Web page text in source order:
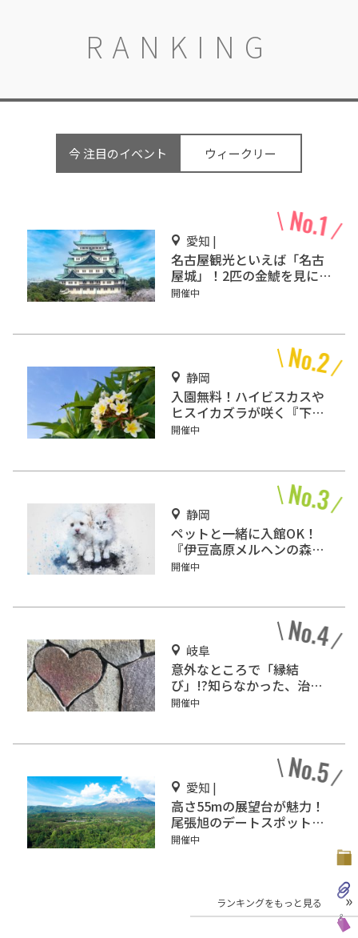
RANKING
今 注目のイベント ウィークリー
愛知 |
名古屋観光といえば「名古
屋城」！2匹の金鯱を見に
行こう
開催中
静岡
入園無料！ハイビスカスや
ヒスイカズラが咲く『下賀
茂熱帯植物園』で南国気分
開催中
静岡
ペットと一緒に入館OK！
『伊豆高原メルヘンの森美
術館』をご紹介
開催中
岐阜
意外なところで「縁結
び」!?知らなかった、治水
神社の深い歴史！
開催中
愛知 |
高さ55mの展望台が魅力！
尾張旭のデートスポット
「スカイワードあさひ」
開催中
ランキングをもっと見る